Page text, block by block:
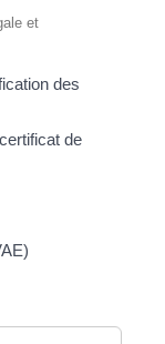
et
des
de